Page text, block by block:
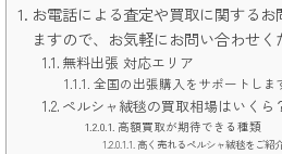
お電話による査定や買取に関するお
ますので、お気軽にお問い合わせく
無料出張 対応エリア
全国の出張購入をサポートしま
ペルシャ絨毯の買取相場はいくら
高額買取が期待できる種類
高く売れるペルシャ絨毯をご紹